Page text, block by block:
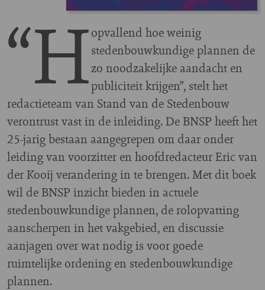
“Hopvallend hoe weinig
stedenbouwkundige plannen de
zo noodzakelijke aandacht en
publiciteit krijgen”, stelt het
redactieteam van Stand van de Stedenbouw
verontrust vast in de inleiding. De BNSP heeft het
25-jarig bestaan aangegrepen om daar onder
leiding van voorzitter en hoofdredacteur Eric van
der Kooij verandering in te brengen. Met dit boek
wil de BNSP inzicht bieden in actuele
stedenbouwkundige plannen, de rolopvatting
aanscherpen in het vakgebied, en discussie
aanjagen over wat nodig is voor goede
ruimtelijke ordening en stedenbouwkundige
plannen.